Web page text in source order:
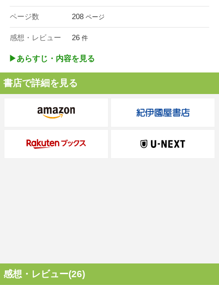
ページ数 208 ページ
感想・レビュー 26 件
▶︎あらすじ・内容を見る
書店で詳細を見る
感想・レビュー(26)